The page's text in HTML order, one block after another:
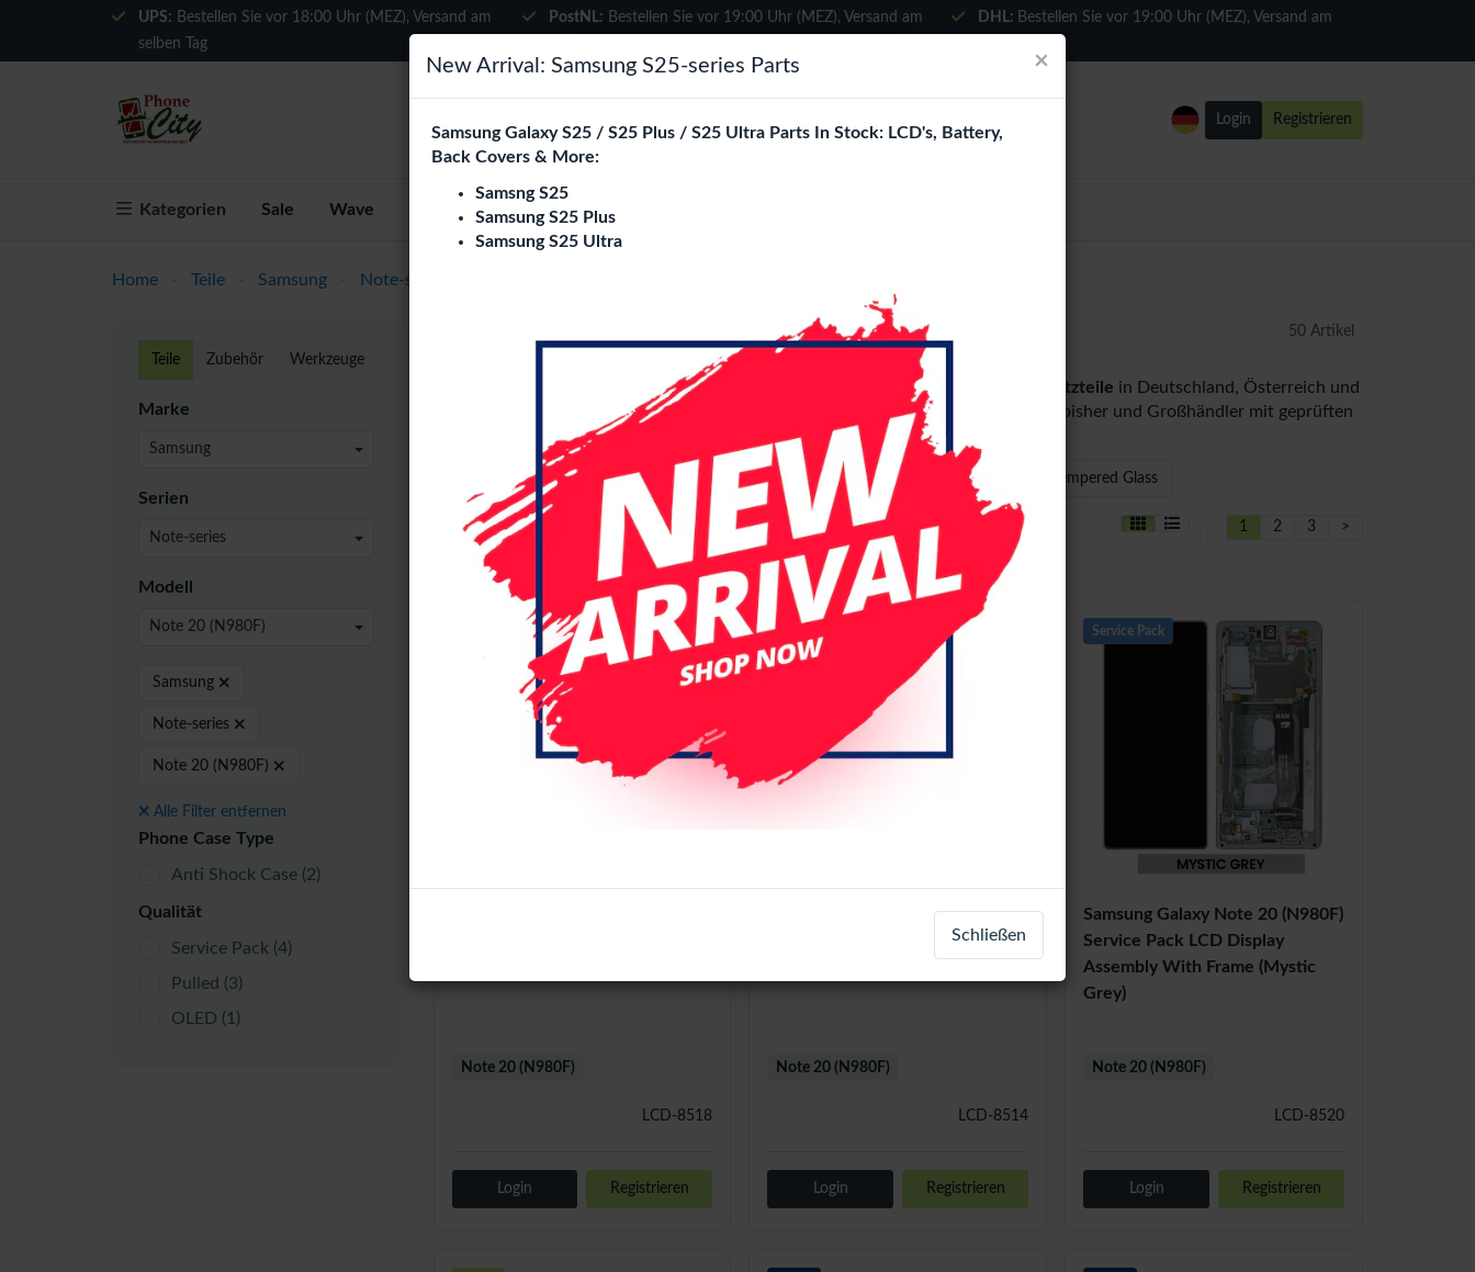
Wählen Sie Ihre Sprache
Es sieht so aus, als wären Sie in
Vereinigte Staaten
UPS: Bestellen Sie vor 18:00 Uhr (MEZ), Versand am
selben Tag
PostNL: Bestellen Sie vor 19:00 Uhr (MEZ), Versand am
DHL: Bestellen Sie vor 19:00 Uhr (MEZ), Versand am
Login Registrieren
Kategorien Sale Wave Über Phone City Blogs
Home Teile Samsung Note-series
Teile Zubehör Werkzeuge
Marke
Samsung
Serien
Note-series
Modell
Note 20 (N980F)
Samsung
Note-series
Note 20 (N980F)
Alle Filter entfernen
Phone Case Type
Anti Shock Case (2)
Qualität
Service Pack (4)
Pulled (3)
OLED (1)
Galaxy Note 20 (N980F) Ersatzteile Großhandel 50 Artikel
Phone City ist Ihr spezialisierter B2B Großhandel für Galaxy Note 20 (N980F) Ersatzteile in Deutschland, Österreich und
Europa. Wir beliefern ausschließlich Reparaturshops, Händler, Onlineshops, Refurbisher und Großhändler mit geprüften
Qualitätskomponenten zu attraktiven Großhandelspreisen.
UV Tempered Glass Book cases Back Cases 5D Tempered Glass 5D Privacy Tempered Glass
24 pro Seite Datum (absteigend) 1 2 3 >
LCD-8518
Note 20 (N980F)
Login Registrieren
Samsung Galaxy Note 20 (N980F)
LCD Display Assembly With
LCD-8514
Note 20 (N980F)
Login Registrieren
Service Pack
Samsung Galaxy Note 20 (N980F)
Service Pack LCD Display
Assembly With Frame (Mystic
Grey)
LCD-8520
Note 20 (N980F)
Login Registrieren
×
New Arrival: Samsung S25-series Parts
Samsung Galaxy S25 / S25 Plus / S25 Ultra Parts In Stock: LCD's, Battery,
Back Covers & More:
Samsng S25
Samsung S25 Plus
Samsung S25 Ultra
Schließen